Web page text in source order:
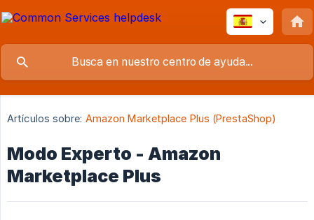
Artículos sobre: Amazon Marketplace Plus (PrestaShop)
Modo Experto - Amazon
Marketplace Plus